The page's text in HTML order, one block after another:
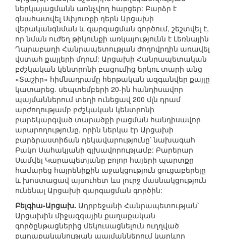
ներկայացմանն առնչվող հարցեր: Բարձր է
գնահատվել Սփյուռքի դերն Արցախի
վերականգնման և զարգացման գործում, շեշտվել է,
որ նման ուժեղ թիկունքի առկայությունն է Լեռնային
Ղարաբաղի Հանրապետության ժողովրդին առավել
վստահ քայլերի մղում: Արցախի Հանրապետական
բժշկական կենտրոնի բացումից երկու տարի անց
«Տաշիր» հիմնադրամը հերթական ազգանվեր քայլը
կատարեց. սեպտեմբերի 20-ին հանդիսավոր
պայմաններում տեղի ունեցավ 200 մլն դրամ
արժողությամբ բժշկական կենտրոնի
բարեկարգված տարածքի բացման հանդիսավոր
արարողությունը, որին ներկա էր Արցախի
բարձրաստիճան ղեկավարությունը՝ նախագահ
Բակո Սահակյանի գլխավորությամբ: Բարերար
Սամվել Կարապետյանը բոլոր հայերի պարտքը
համարեց հայրենիքին աջակցություն ցուցաբերելը
և խոստացավ այսուհետ ևս լուրջ մասնակցություն
ունենալ Արցախի զարգացման գործին:
Բելգիա-Արցախ. Ադրբեջանի Հանրապետության՝
Արցախին միջազգային քաղաքական
գործընթացներից մեկուսացնելուն ուղղված
քաղաքականության պայմաններում կարևոր